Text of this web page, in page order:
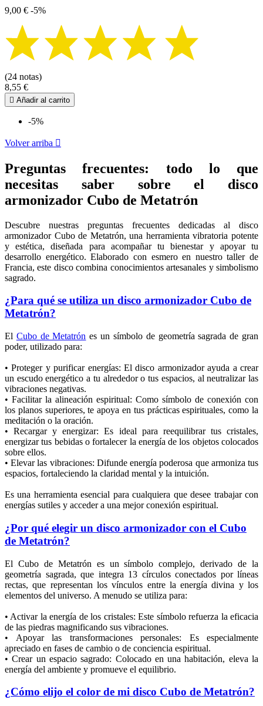
9,00 € -5%
(24 notas)
8,55 €
 Añadir al carrito
-5%
Volver arriba 
Preguntas frecuentes: todo lo que
necesitas saber sobre el disco
armonizador Cubo de Metatrón
Descubre nuestras preguntas frecuentes dedicadas al disco
armonizador Cubo de Metatrón, una herramienta vibratoria potente
y estética, diseñada para acompañar tu bienestar y apoyar tu
desarrollo energético. Elaborado con esmero en nuestro taller de
Francia, este disco combina conocimientos artesanales y simbolismo
sagrado.
¿Para qué se utiliza un disco armonizador Cubo de
Metatrón?
El Cubo de Metatrón es un símbolo de geometría sagrada de gran
poder, utilizado para:
• Proteger y purificar energías: El disco armonizador ayuda a crear
un escudo energético a tu alrededor o tus espacios, al neutralizar las
vibraciones negativas.
• Facilitar la alineación espiritual: Como símbolo de conexión con
los planos superiores, te apoya en tus prácticas espirituales, como la
meditación o la oración.
• Recargar y energizar: Es ideal para reequilibrar tus cristales,
energizar tus bebidas o fortalecer la energía de los objetos colocados
sobre ellos.
• Elevar las vibraciones: Difunde energía poderosa que armoniza tus
espacios, fortaleciendo la claridad mental y la intuición.
Es una herramienta esencial para cualquiera que desee trabajar con
energías sutiles y acceder a una mejor conexión espiritual.
¿Por qué elegir un disco armonizador con el Cubo
de Metatrón?
El Cubo de Metatrón es un símbolo complejo, derivado de la
geometría sagrada, que integra 13 círculos conectados por líneas
rectas, que representan los vínculos entre la energía divina y los
elementos del universo. A menudo se utiliza para:
• Activar la energía de los cristales: Este símbolo refuerza la eficacia
de las piedras magnificando sus vibraciones.
• Apoyar las transformaciones personales: Es especialmente
apreciado en fases de cambio o de conciencia espiritual.
• Crear un espacio sagrado: Colocado en una habitación, eleva la
energía del ambiente y promueve el equilibrio.
¿Cómo elijo el color de mi disco Cubo de Metatrón?